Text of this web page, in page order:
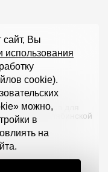
товаров для
в Челябинской
сайт, Вы
использования
cookie).
можно,
в
на